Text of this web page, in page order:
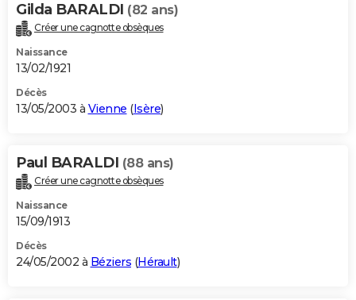
Gilda BARALDI (82 ans)
Créer une cagnotte obsèques
Naissance
13/02/1921
Décès
13/05/2003 à Vienne (Isère)
Paul BARALDI (88 ans)
Créer une cagnotte obsèques
Naissance
15/09/1913
Décès
24/05/2002 à Béziers (Hérault)